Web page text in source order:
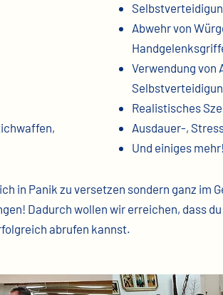
Abwehr von
Verwendung von
Realistisches
Ausdauer-,
Und einiges mehr!
in Panik zu versetzen sondern ganz im
Dadurch wollen wir erreichen, dass
abrufen kannst.